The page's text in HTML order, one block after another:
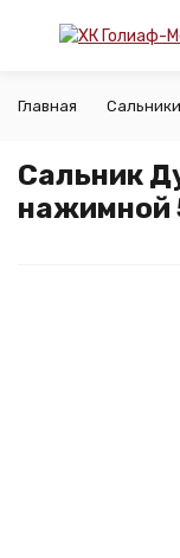
Главная
Сальник
нажимной